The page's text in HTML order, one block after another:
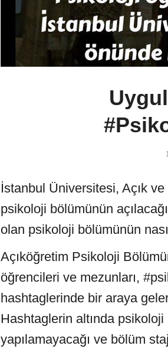
İstanbul Üniversitesi, Açık
psikoloji bölümünün
olan psikoloji bölümünün
Açıköğretim Psikoloji
öğrencileri ve mezunları,
hashtaglerinde bir araya
Hashtaglerin altında
yapılamayacağı ve bölüm